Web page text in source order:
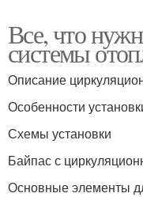
Все, что
системы
Описание
Особенности
Схемы установки
Байпас с
Основные элементы